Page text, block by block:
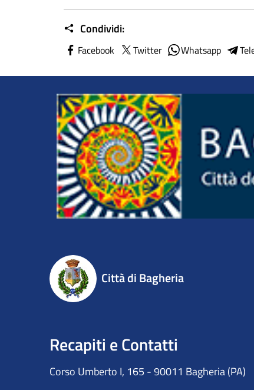
Condividi:
Facebook Twitter Whatsapp
Città di Bagheria
Recapiti e Contatti
Corso Umberto I, 165 - 90011 Bagheria (PA)